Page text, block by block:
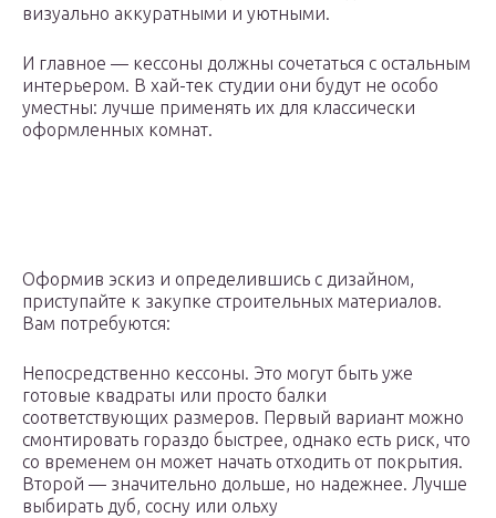
визуально аккуратными и уютными.
И главное — кессоны должны сочетаться с остальным
интерьером. В хай-тек студии они будут не особо
уместны: лучше применять их для классически
оформленных комнат.
Оформив эскиз и определившись с дизайном,
приступайте к закупке строительных материалов.
Вам потребуются:
Непосредственно кессоны. Это могут быть уже
готовые квадраты или просто балки
соответствующих размеров. Первый вариант можно
смонтировать гораздо быстрее, однако есть риск, что
со временем он может начать отходить от покрытия.
Второй — значительно дольше, но надежнее. Лучше
выбирать дуб, сосну или ольху